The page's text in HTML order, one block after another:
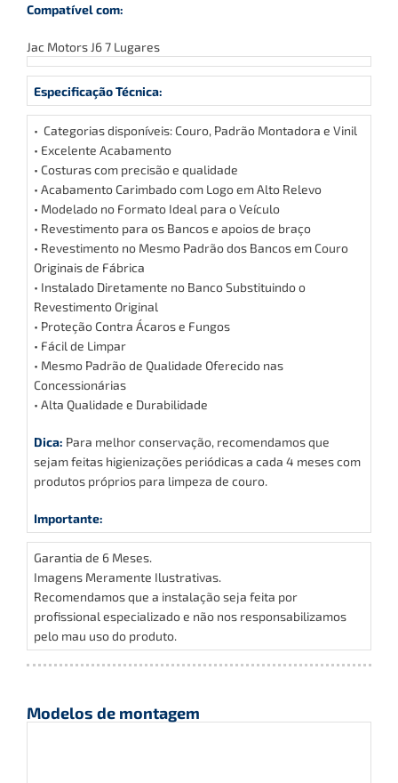
Compatível com:
Jac Motors J6 7 Lugares
Especificação Técnica:
• Categorias disponíveis: Couro, Padrão Montadora e Vinil
• Excelente Acabamento
• Costuras com precisão e qualidade
• Acabamento Carimbado com Logo em Alto Relevo
• Modelado no Formato Ideal para o Veículo
• Revestimento para os Bancos e apoios de braço
• Revestimento no Mesmo Padrão dos Bancos em Couro
Originais de Fábrica
• Instalado Diretamente no Banco Substituindo o
Revestimento Original
• Proteção Contra Ácaros e Fungos
• Fácil de Limpar
• Mesmo Padrão de Qualidade Oferecido nas
Concessionárias
• Alta Qualidade e Durabilidade
Dica: Para melhor conservação, recomendamos que
sejam feitas higienizações periódicas a cada 4 meses com
produtos próprios para limpeza de couro.
Importante:
Garantia de 6 Meses.
Imagens Meramente Ilustrativas.
Recomendamos que a instalação seja feita por
profissional especializado e não nos responsabilizamos
pelo mau uso do produto.
Modelos de montagem